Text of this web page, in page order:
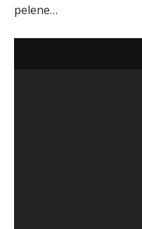
pelene…